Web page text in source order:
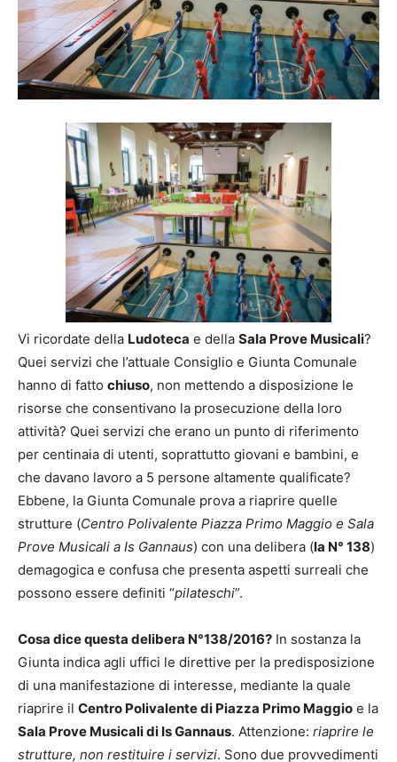
Vi ricordate della Ludoteca e della Sala Prove Musicali?
Quei servizi che l’attuale Consiglio e Giunta Comunale
hanno di fatto chiuso, non mettendo a disposizione le
risorse che consentivano la prosecuzione della loro
attività? Quei servizi che erano un punto di riferimento
per centinaia di utenti, soprattutto giovani e bambini, e
che davano lavoro a 5 persone altamente qualificate?
Ebbene, la Giunta Comunale prova a riaprire quelle
strutture (Centro Polivalente Piazza Primo Maggio e Sala
Prove Musicali a Is Gannaus) con una delibera (la N° 138)
demagogica e confusa che presenta aspetti surreali che
possono essere definiti “pilateschi”.
Cosa dice questa delibera N°138/2016? In sostanza la
Giunta indica agli uffici le direttive per la predisposizione
di una manifestazione di interesse, mediante la quale
riaprire il Centro Polivalente di Piazza Primo Maggio e la
Sala Prove Musicali di Is Gannaus. Attenzione: riaprire le
strutture, non restituire i servizi. Sono due provvedimenti